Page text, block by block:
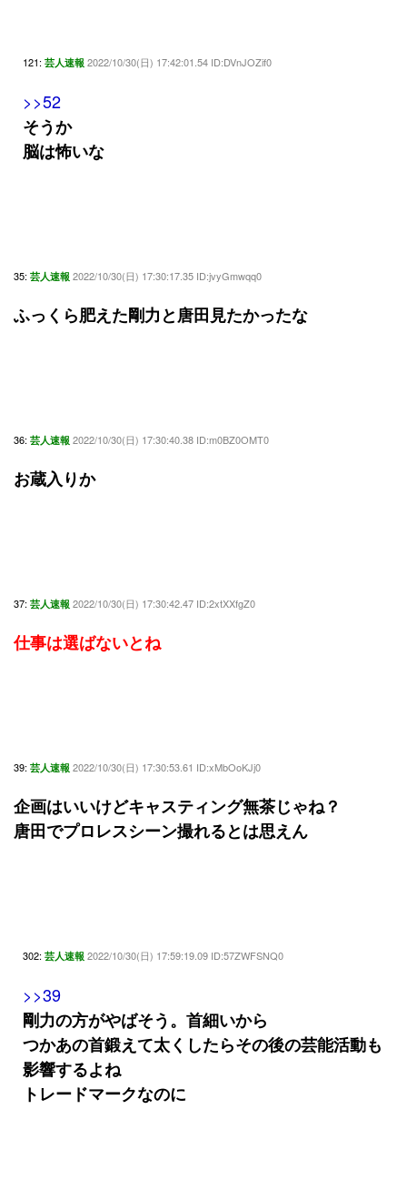
121: 芸人速報 2022/10/30(日) 17:42:01.54 ID:DVnJOZif0
>>52
そうか
脳は怖いな
35: 芸人速報 2022/10/30(日) 17:30:17.35 ID:jvyGmwqq0
ふっくら肥えた剛力と唐田見たかったな
36: 芸人速報 2022/10/30(日) 17:30:40.38 ID:m0BZ0OMT0
お蔵入りか
37: 芸人速報 2022/10/30(日) 17:30:42.47 ID:2xtXXfgZ0
仕事は選ばないとね
39: 芸人速報 2022/10/30(日) 17:30:53.61 ID:xMbOoKJj0
企画はいいけどキャスティング無茶じゃね？
唐田でプロレスシーン撮れるとは思えん
302: 芸人速報 2022/10/30(日) 17:59:19.09 ID:57ZWFSNQ0
>>39
剛力の方がやばそう。首細いから
つかあの首鍛えて太くしたらその後の芸能活動も
影響するよね
トレードマークなのに